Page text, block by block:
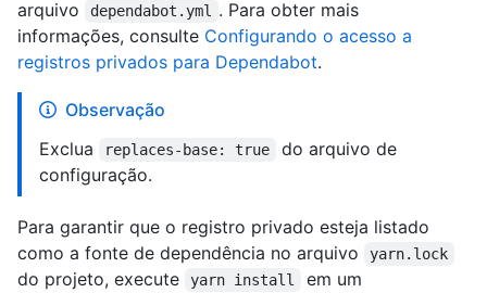
arquivo
dependabot.yml
. Para obter mais
informações, consulte Configurando o acesso a
registros privados para Dependabot.
Observação
Exclua
replaces-base: true
do arquivo de
configuração.
Para garantir que o registro privado esteja listado
como a fonte de dependência no arquivo
yarn.lock
do projeto, execute yarn install
em um